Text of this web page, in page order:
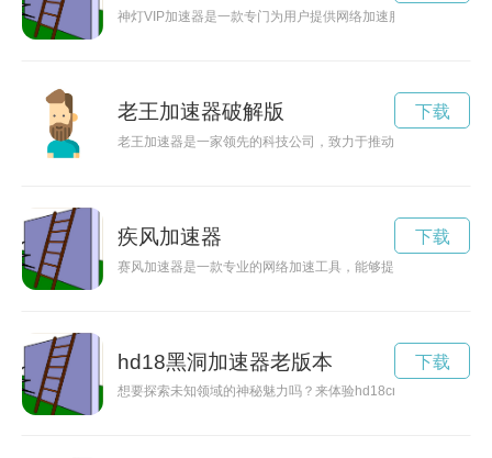
神灯VIP加速器是一款专门为用户提供网络加速服务的神器，
老王加速器破解版
老王加速器是一家领先的科技公司，致力于推动创新和技术发
下载
疾风加速器
赛风加速器是一款专业的网络加速工具，能够提升网络速度和
下载
hd18黑洞加速器老版本
想要探索未知领域的神秘魅力吗？来体验hd18cn黑洞加速器官
下载